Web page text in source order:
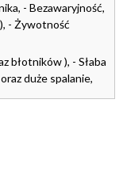
- Bezawaryjność,
- Żywotność
błotników ), - Słaba
duże spalanie,